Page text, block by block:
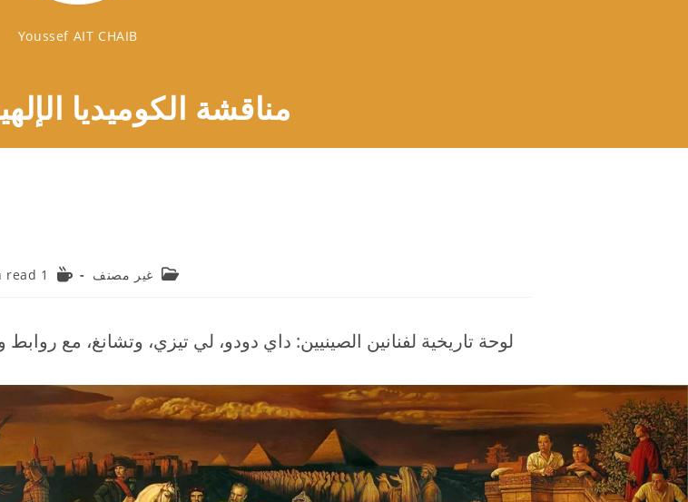
Youssef AIT CHAIB
مناقشة الكوميديا
Postغير مصنف
Reading
1 min read
لوحة تاريخية لفنانين الصينيين: داي دودو، لي تيزي، وتشانغ، مع